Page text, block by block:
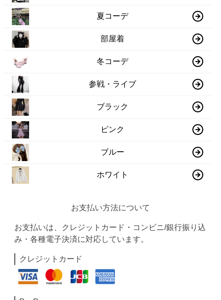
夏コーデ
部屋着
冬コーデ
参戦・ライブ
ブラック
ピンク
ブルー
ホワイト
お支払い方法について
お支払いは、クレジットカード・コンビニ/銀行振り込
み・各種電子決済に対応しています。
クレジットカード